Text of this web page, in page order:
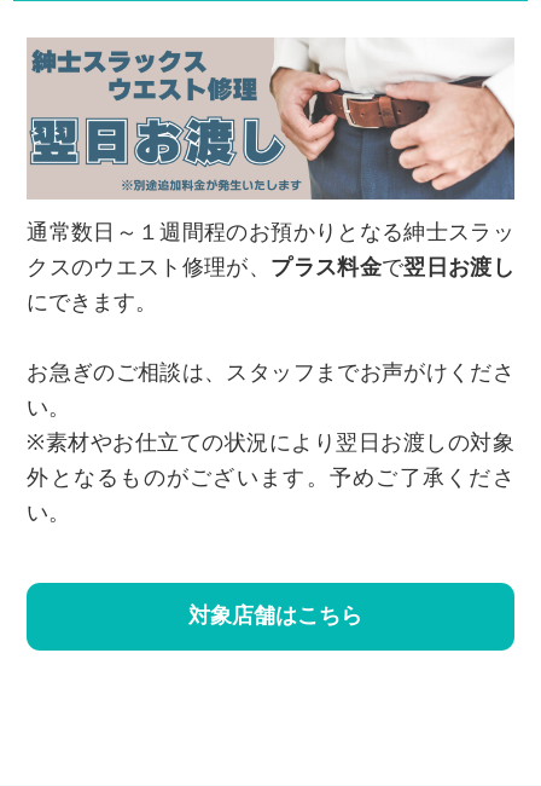
通常数日～１週間程のお預かりとなる紳士スラッ
クスのウエスト修理が、 プラス料金で翌日お渡し
にできます。
お急ぎのご相談は、スタッフまでお声がけくださ
い。
※素材やお仕立ての状況により翌日お渡しの対象
外となるものがございます。予めご了承くださ
い。
対象店舗はこちら